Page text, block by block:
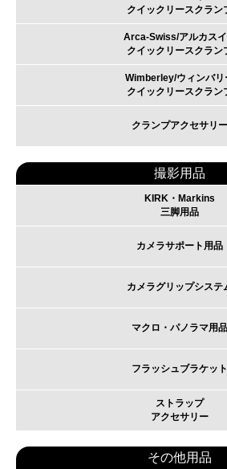
クイックリースクラン
Arca-Swiss/アルカス
クイックリースクラン
Wimberley/ウィンバリ
クイックリースクラン
クランプアクセサリー
撮影用品
KIRK・Markins
三脚用品
カメラサポート用品
カメラグリップシステ
マクロ・パノラマ用品
フラッシュブラケット
ストラップ
アクセサリー
その他用品